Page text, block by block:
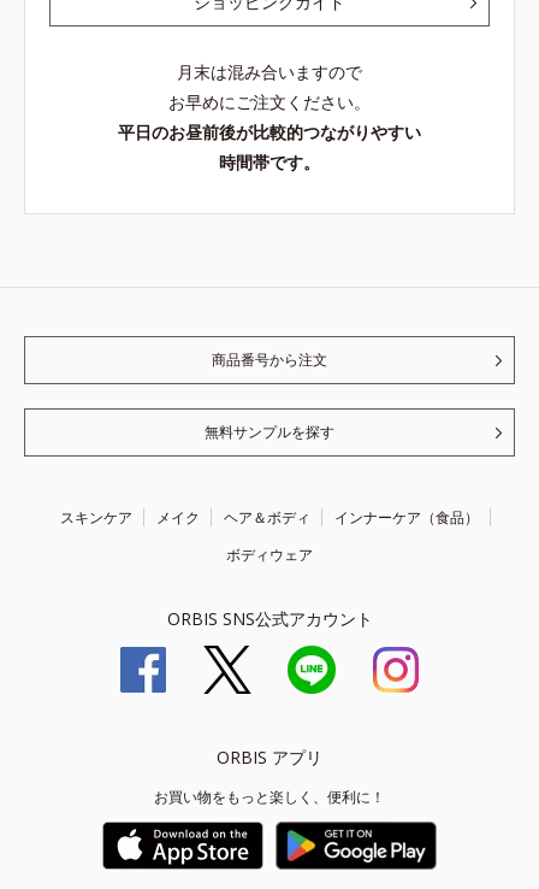
月末は混み合いますので
お早めにご注文ください。
平日のお昼前後が比較的つながりやすい
時間帯です。
商品番号から注文
無料サンプルを探す
スキンケア メイク ヘア＆ボディ
インナーケア（食品）
ボディウェア
ORBIS SNS公式アカウント
ORBIS アプリ
お買い物をもっと楽しく、便利に！